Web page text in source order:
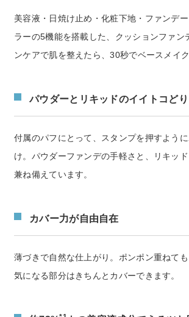
美容液・日焼け止め・化粧下地・ファンデ
ラーの5機能を搭載した、クッションファン
ンケアで肌を整えたら、30秒でベースメイ
パウダーとリキッドのイイトコどり
付属のパフにとって、スタンプを押すよう
け。パウダーファンデの手軽さと、リキッ
兼ね備えています。
カバー力が自由自在
薄づきで自然な仕上がり。ポンポン重ねても
気になる部分はきちんとカバーできます。